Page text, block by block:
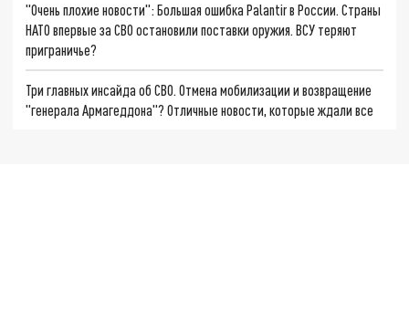
"Очень плохие новости": Большая ошибка Palantir в России. Страны
НАТО впервые за СВО остановили поставки оружия. ВСУ теряют
приграничье?
Три главных инсайда об СВО. Отмена мобилизации и возвращение
"генерала Армагеддона"? Отличные новости, которые ждали все